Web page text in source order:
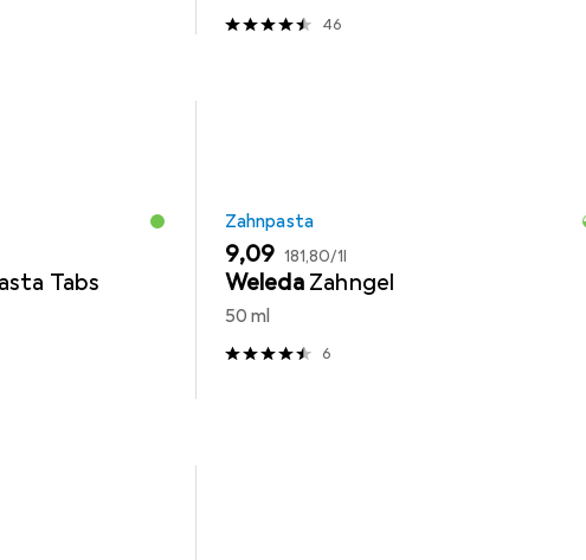
46
Tabs
Zahnpasta
EUR
9,09 EUR
181,80/1l
Weleda Zahngel
50 ml
6